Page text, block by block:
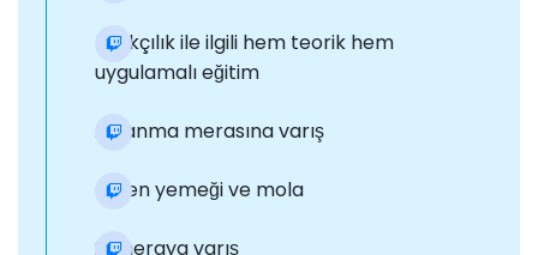
Balıkçılık ile ilgili hem teorik hem
uygulamalı eğitim
Avlanma merasına varış
Öğlen yemeği ve mola
2. meraya varış